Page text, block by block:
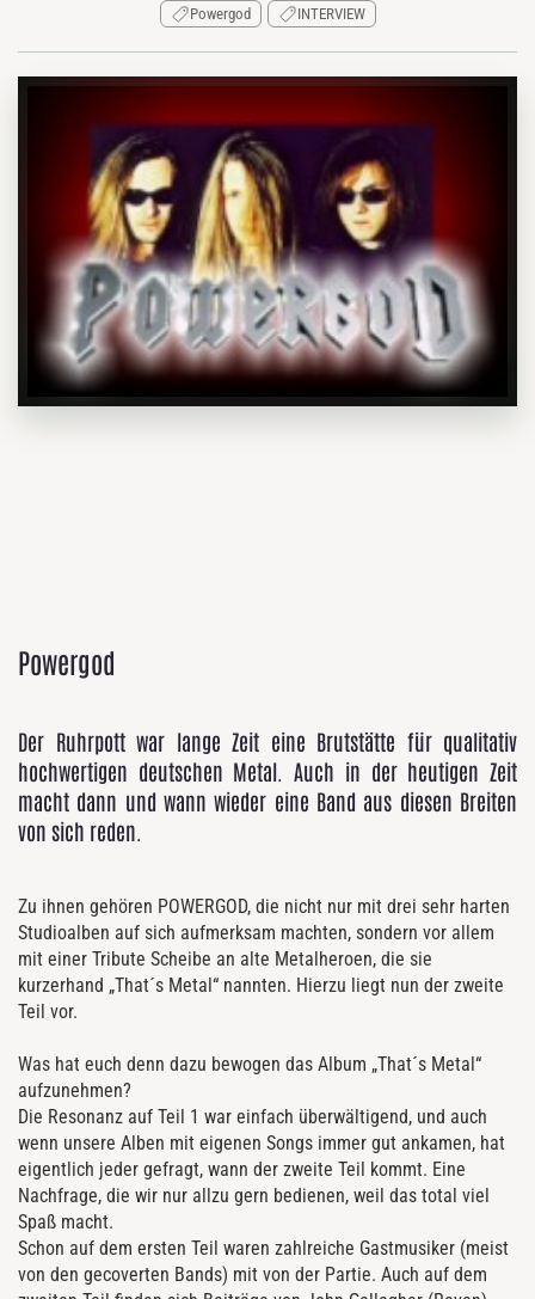
Powergod INTERVIEW
Powergod
Der Ruhrpott war lange Zeit eine Brutstätte für qualitativ
hochwertigen deutschen Metal. Auch in der heutigen Zeit
macht dann und wann wieder eine Band aus diesen Breiten
von sich reden.
Zu ihnen gehören POWERGOD, die nicht nur mit drei sehr harten
Studioalben auf sich aufmerksam machten, sondern vor allem
mit einer Tribute Scheibe an alte Metalheroen, die sie
kurzerhand „That´s Metal“ nannten. Hierzu liegt nun der zweite
Teil vor.
Was hat euch denn dazu bewogen das Album „That´s Metal“
aufzunehmen?
Die Resonanz auf Teil 1 war einfach überwältigend, und auch
wenn unsere Alben mit eigenen Songs immer gut ankamen, hat
eigentlich jeder gefragt, wann der zweite Teil kommt. Eine
Nachfrage, die wir nur allzu gern bedienen, weil das total viel
Spaß macht.
Schon auf dem ersten Teil waren zahlreiche Gastmusiker (meist
von den gecoverten Bands) mit von der Partie. Auch auf dem